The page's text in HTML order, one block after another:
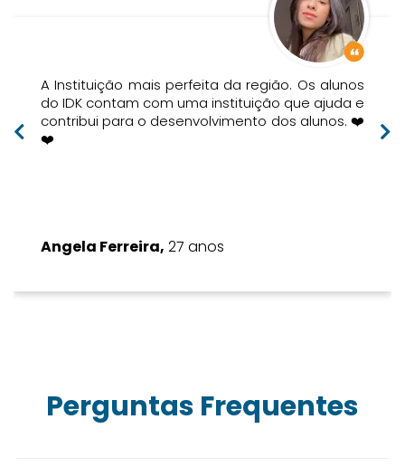
A Instituição mais perfeita da região. Os alunos
do IDK contam com uma instituição que ajuda e
contribui para o desenvolvimento dos alunos. ❤️
❤️
Angela Ferreira, 27 anos
Perguntas Frequentes